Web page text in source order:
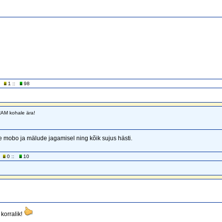
1 :: 98
kohale ära!
ja mälude jagamisel ning kõik sujus hästi.
0 :: 10